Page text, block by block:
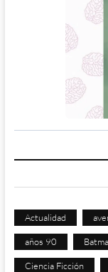
Actualidad
años 90
Ciencia Ficción